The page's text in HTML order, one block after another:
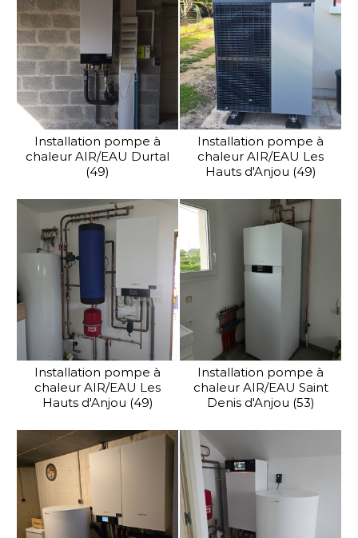
Installation pompe à
chaleur AIR/EAU Durtal
(49)
Installation pompe à
chaleur AIR/EAU Les
Hauts d'Anjou (49)
Installation pompe à
chaleur AIR/EAU Les
Hauts d'Anjou (49)
Installation pompe à
chaleur AIR/EAU Saint
Denis d'Anjou (53)